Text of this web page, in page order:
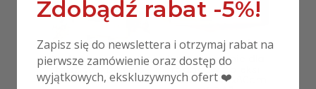
Podziękowanie dla
rodziców Drzewo
MD379
Podziękowanie dla
rodziców z pleksi
lustrzaną 40x60cm
Zdobądź rabat -5%!
Zapisz się do newslettera i otrzymaj rabat na
pierwsze zamówienie oraz dostęp do
wyjątkowych, ekskluzywnych ofert ❤️